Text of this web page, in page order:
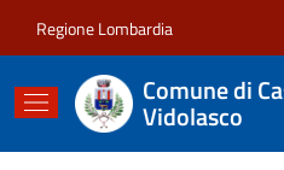
Regione Lombardia
Comune di
Vidolasco